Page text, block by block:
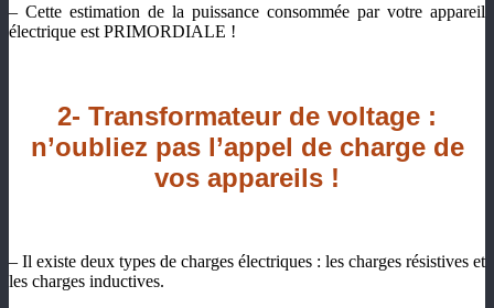
– Cette estimation de la puissance consommée par votre appareil
électrique est PRIMORDIALE !
2- Transformateur de voltage :
n’oubliez pas l’appel de charge de
vos appareils !
– Il existe deux types de charges électriques : les charges résistives et
les charges inductives.